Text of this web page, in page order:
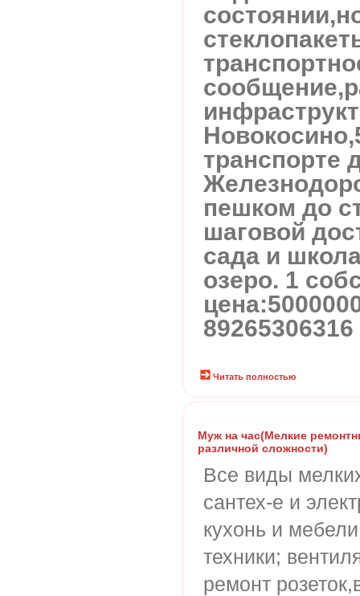
транспорте
пешком до
шаговой
сада и
озеро. 1
89265306316
Читать полностью
Муж на час(Мелкие
различной сложности)
Все виды
сантех-е и
кухонь и
техники;
ремонт